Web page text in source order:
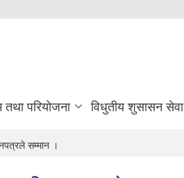
तथा परियोजना विधुतीय शुसासन सेवा
सम्मान ।